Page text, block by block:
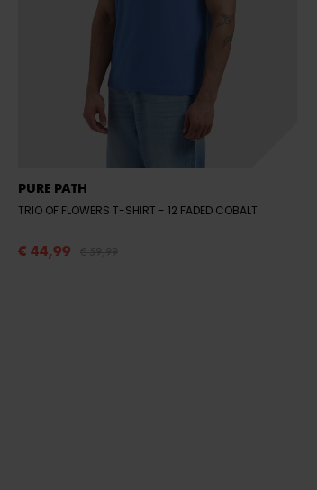
PURE PATH
TRIO OF FLOWERS T-SHIRT - 12 FADED COBALT
€ 44,99